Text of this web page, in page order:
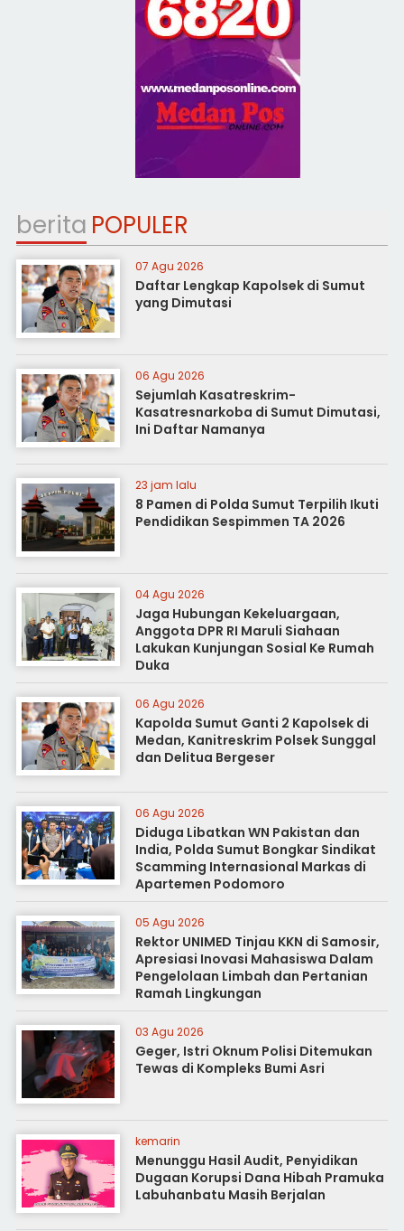
berita POPULER
07 Agu 2026
Daftar Lengkap Kapolsek di Sumut
yang Dimutasi
06 Agu 2026
Sejumlah Kasatreskrim-
Kasatresnarkoba di Sumut Dimutasi,
Ini Daftar Namanya
23 jam lalu
8 Pamen di Polda Sumut Terpilih Ikuti
Pendidikan Sespimmen TA 2026
04 Agu 2026
Jaga Hubungan Kekeluargaan,
Anggota DPR RI Maruli Siahaan
Lakukan Kunjungan Sosial Ke Rumah
Duka
06 Agu 2026
Kapolda Sumut Ganti 2 Kapolsek di
Medan, Kanitreskrim Polsek Sunggal
dan Delitua Bergeser
06 Agu 2026
Diduga Libatkan WN Pakistan dan
India, Polda Sumut Bongkar Sindikat
Scamming Internasional Markas di
Apartemen Podomoro
05 Agu 2026
Rektor UNIMED Tinjau KKN di Samosir,
Apresiasi Inovasi Mahasiswa Dalam
Pengelolaan Limbah dan Pertanian
Ramah Lingkungan
03 Agu 2026
Geger, Istri Oknum Polisi Ditemukan
Tewas di Kompleks Bumi Asri
kemarin
Menunggu Hasil Audit, Penyidikan
Dugaan Korupsi Dana Hibah Pramuka
Labuhanbatu Masih Berjalan